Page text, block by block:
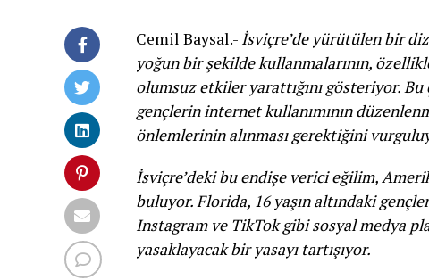
Cemil Baysal.- İsviçre’de yürütülen bir
yoğun bir şekilde kullanmalarının,
olumsuz etkiler yarattığını gösteriyor.
gençlerin internet kullanımının
önlemlerinin alınması gerektiğini
İsviçre’deki bu endişe verici eğilim,
buluyor. Florida, 16 yaşın altındaki
Instagram ve TikTok gibi sosyal medya
yasaklayacak bir yasayı tartışıyor.